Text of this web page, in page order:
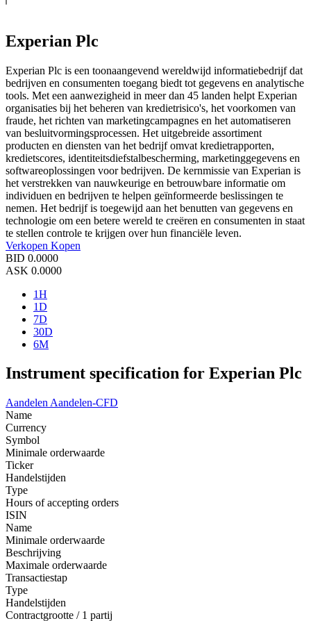
Experian Plc
Experian Plc is een toonaangevend wereldwijd informatiebedrijf dat
bedrijven en consumenten toegang biedt tot gegevens en analytische
tools. Met een aanwezigheid in meer dan 45 landen helpt Experian
organisaties bij het beheren van kredietrisico's, het voorkomen van
fraude, het richten van marketingcampagnes en het automatiseren
van besluitvormingsprocessen. Het uitgebreide assortiment
producten en diensten van het bedrijf omvat kredietrapporten,
kredietscores, identiteitsdiefstalbescherming, marketinggegevens en
softwareoplossingen voor bedrijven. De kernmissie van Experian is
het verstrekken van nauwkeurige en betrouwbare informatie om
individuen en bedrijven te helpen geïnformeerde beslissingen te
nemen. Het bedrijf is toegewijd aan het benutten van gegevens en
technologie om een betere wereld te creëren en consumenten in staat
te stellen controle te krijgen over hun financiële leven.
Verkopen Kopen
BID 0.0000
ASK 0.0000
1H
1D
7D
30D
6M
Instrument specification for Experian Plc
Aandelen Aandelen-CFD
Name
Currency
Symbol
Minimale orderwaarde
Ticker
Handelstijden
Type
Hours of accepting orders
ISIN
Name
Minimale orderwaarde
Beschrijving
Maximale orderwaarde
Transactiestap
Type
Handelstijden
Contractgrootte / 1 partij